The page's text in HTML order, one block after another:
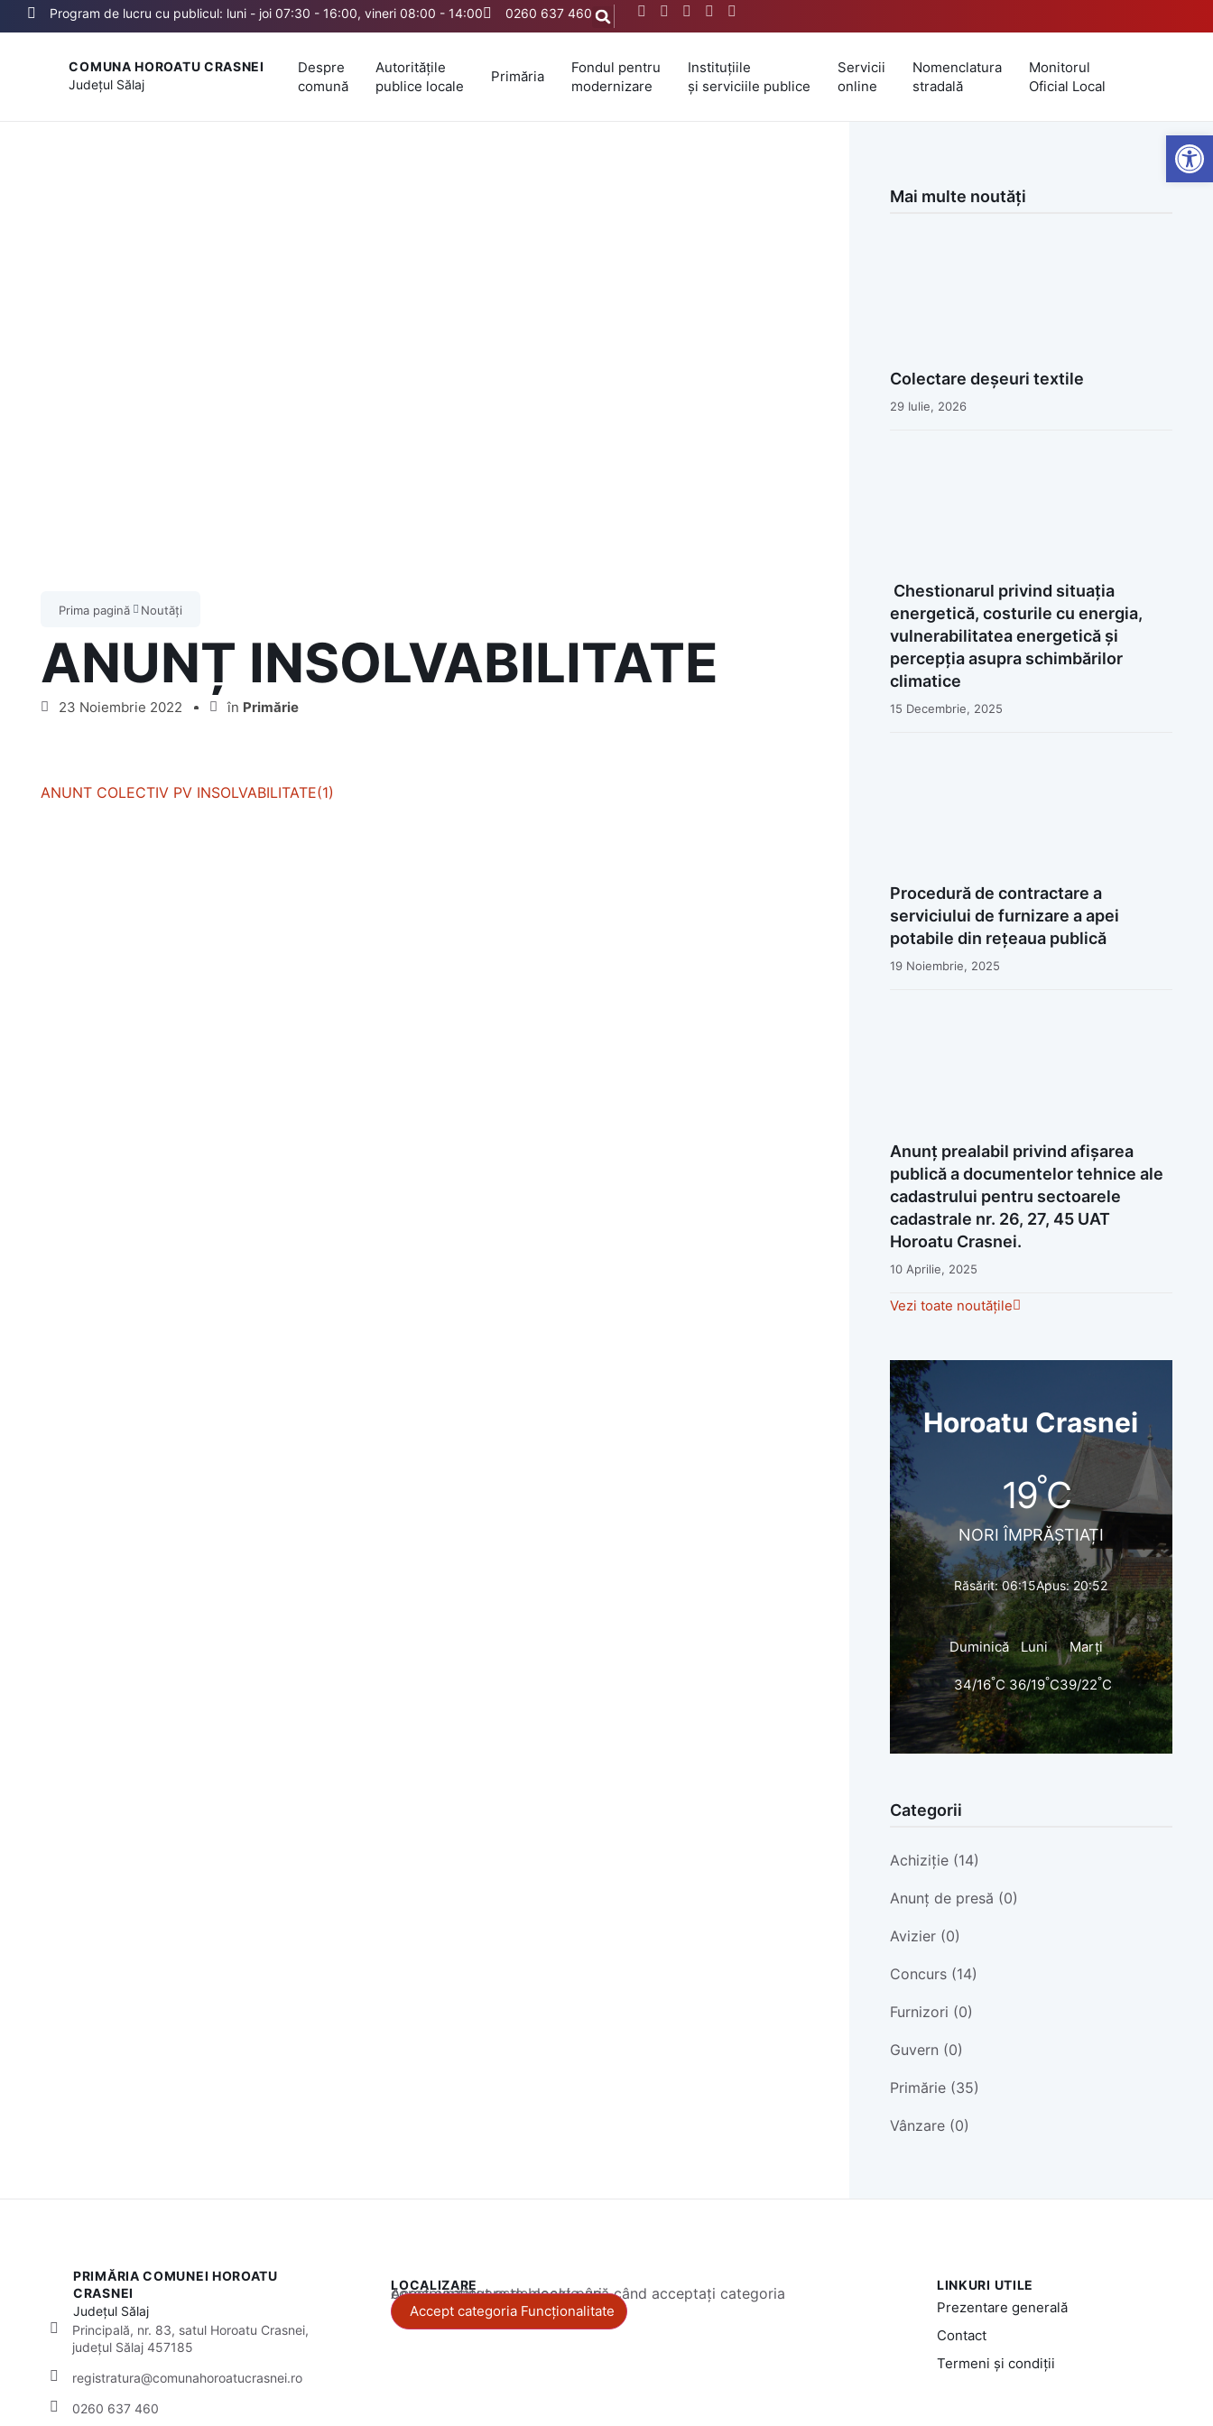
Program de lucru cu publicul: luni - joi 07:30 - 16:00, vineri 08:00 - 14:00 0260 637 460
COMUNA HOROATU CRASNEI
Județul Sălaj
Despre
comună
Autoritățile
publice locale
Primăria
Fondul pentru
modernizare
Instituțiile
și serviciile publice
Servicii
online
Nomenclatura
stradală
Monitorul
Oficial Local
Prima pagină Noutăți
ANUNȚ INSOLVABILITATE
23 Noiembrie 2022 în Primărie
ANUNT COLECTIV PV INSOLVABILITATE(1)
Mai multe noutăți
Colectare deșeuri textile
29 Iulie, 2026
Chestionarul privind situația
energetică, costurile cu energia,
vulnerabilitatea energetică și
percepția asupra schimbărilor
climatice
15 Decembrie, 2025
Procedură de contractare a
serviciului de furnizare a apei
potabile din rețeaua publică
19 Noiembrie, 2025
Anunț prealabil privind afișarea
publică a documentelor tehnice ale
cadastrului pentru sectoarele
cadastrale nr. 26, 27, 45 UAT
Horoatu Crasnei.
10 Aprilie, 2025
Vezi toate noutățile
Horoatu Crasnei
19°C
NORI ÎMPRĂȘTIAȚI
Răsărit: 06:15Apus: 20:52
Duminică
34/16°C
Luni
36/19°C
Marți
39/22°C
Categorii
Achiziție (14)
Anunț de presă (0)
Avizier (0)
Concurs (14)
Furnizori (0)
Guvern (0)
Primărie (35)
Vânzare (0)
PRIMĂRIA COMUNEI HOROATU
CRASNEI
Județul Sălaj
Principală, nr. 83, satul Horoatu Crasnei,
județul Sălaj 457185
registratura@comunahoroatucrasnei.ro
0260 637 460
LOCALIZARE
Acest conținut este blocat până când acceptați categoria corespunzătoare de cookie-uri.
Accept categoria Funcționalitate
LINKURI UTILE
Prezentare generală
Contact
Termeni și condiții